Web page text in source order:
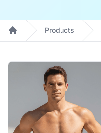
Home
Products
Products